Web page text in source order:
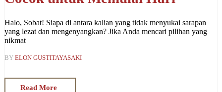
Halo, Sobat! Siapa di antara kalian yang tidak menyukai sarapan
yang lezat dan mengenyangkan? Jika Anda mencari pilihan yang
nikmat
BY ELON GUSTITAYASAKI
Read More